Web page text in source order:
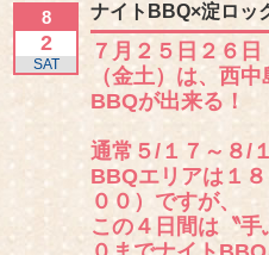
8
2
SAT
ナイトBBQ×淀ロッ
７月２５日２６
（金土）は、西
BBQが出来る！
通常５/１７～８/
BBQエリアは１
００）ですが、
この４日間は〝